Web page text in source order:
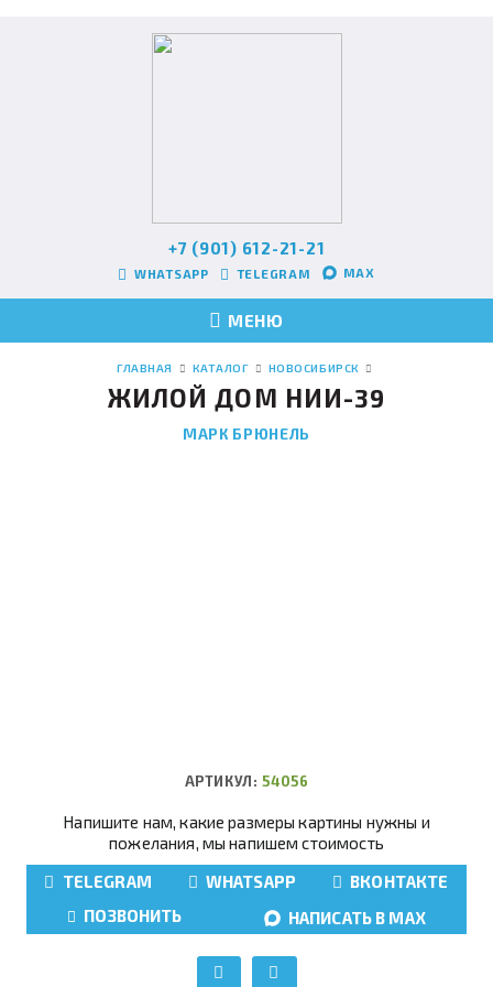
+7 (901) 612-21-21
WHATSAPP TELEGRAM MAX
МЕНЮ
ГЛАВНАЯ КАТАЛОГ НОВОСИБИРСК
ЖИЛОЙ ДОМ НИИ-39
МАРК БРЮНЕЛЬ
АРТИКУЛ:54056
Напишите нам, какие размеры картины нужны и
пожелания, мы напишем стоимость
TELEGRAM
WHATSAPP
ВКОНТАКТЕ
ПОЗВОНИТЬ
НАПИСАТЬ В MAX